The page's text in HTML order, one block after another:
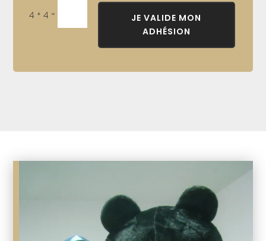
4 + 4 =
JE VALIDE MON
ADHÉSION